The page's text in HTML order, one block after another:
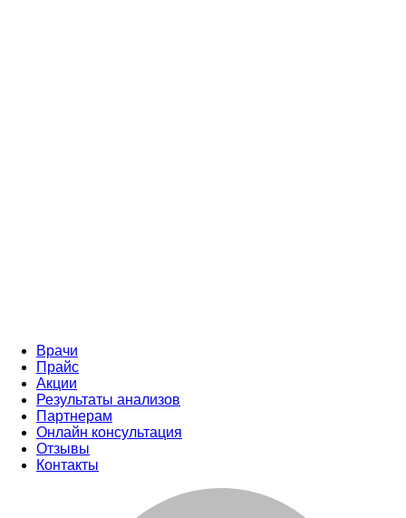
Врачи
Прайс
Акции
Результаты анализов
Партнерам
Онлайн консультация
Отзывы
Контакты